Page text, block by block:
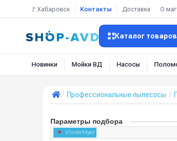
🚩Хабаровск Контакты Доставка О
Каталог товаров
Новинки Мойки ВД Насосы
Профессиональные пылесосы
Параметры подбора
VinnerMyer